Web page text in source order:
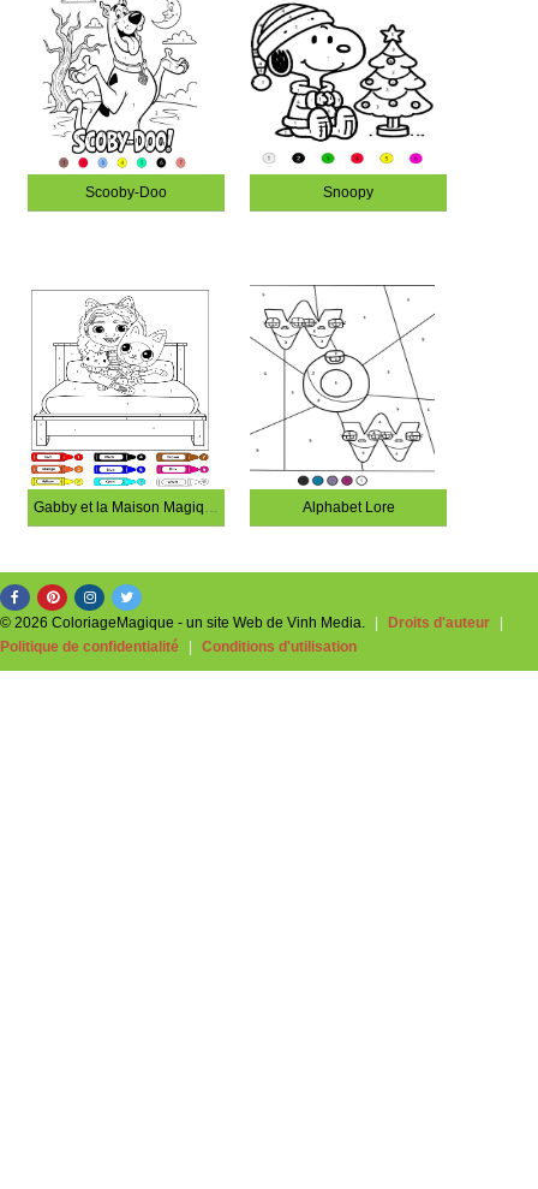
Scooby-Doo Snoopy
Gabby et la Maison Magique Alphabet Lore
© 2026 ColoriageMagique - un site Web de Vinh Media. Droits d'auteur
Politique de confidentialité
Conditions d'utilisation